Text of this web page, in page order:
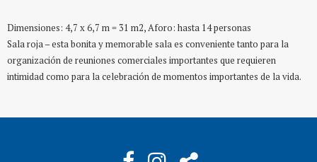
Dimensiones: 4,7 x 6,7 m = 31 m2, Aforo: hasta 14 personas
Sala roja – esta bonita y memorable sala es conveniente tanto para la
organización de reuniones comerciales importantes que requieren
intimidad como para la celebración de momentos importantes de la vida.